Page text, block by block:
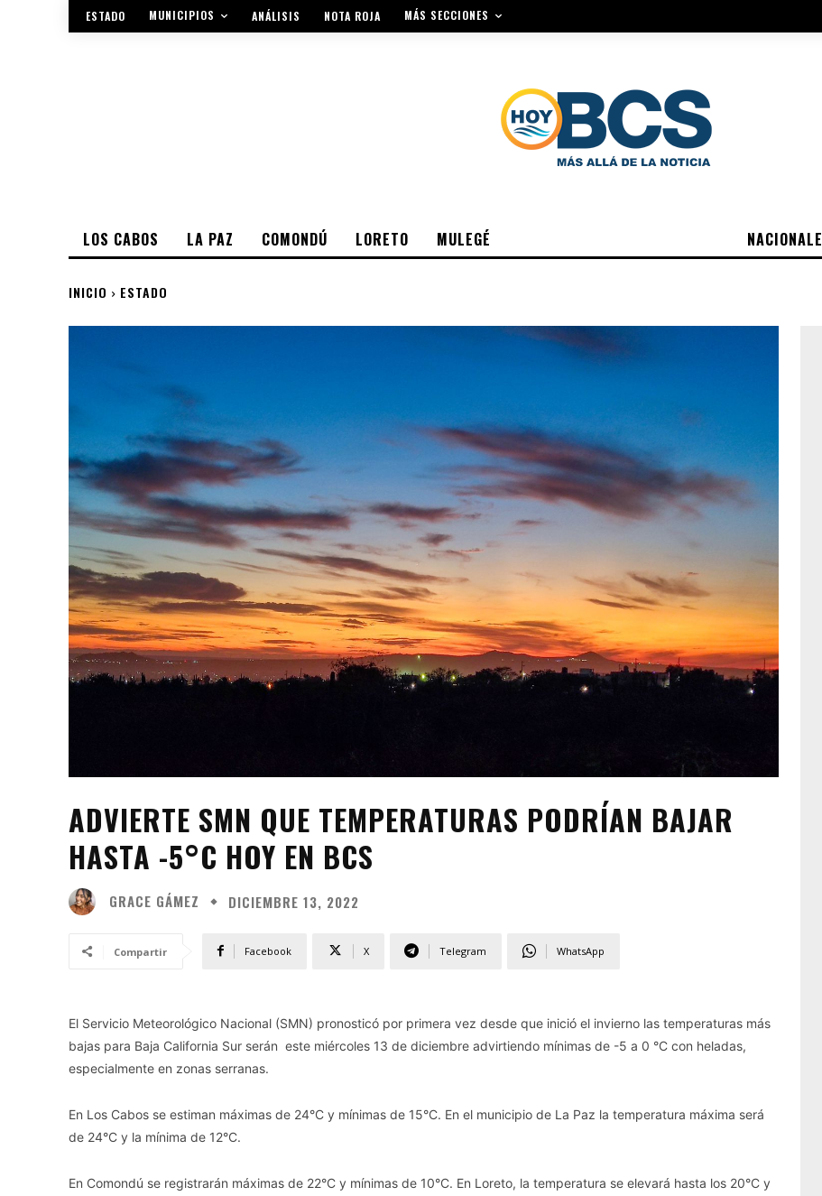
ESTADO MUNICIPIOS ANÁLISIS NOTA ROJA MÁS SECCIONES
LOS CABOS LA PAZ COMONDÚ LORETO MULEGÉ
INICIO ESTADO
ADVIERTE SMN QUE TEMPERATURAS PODRÍAN BAJAR
HASTA -5°C HOY EN BCS
GRACE GÁMEZ DICIEMBRE 13, 2022
Compartir Facebook X Telegram WhatsApp
El Servicio Meteorológico Nacional (SMN) pronosticó por primera vez desde que inició el invierno las temperaturas más
bajas para Baja California Sur serán este miércoles 13 de diciembre advirtiendo mínimas de -5 a 0 °C con heladas,
especialmente en zonas serranas.
En Los Cabos se estiman máximas de 24°C y mínimas de 15°C. En el municipio de La Paz la temperatura máxima será
de 24°C y la mínima de 12°C.
En Comondú se registrarán máximas de 22°C y mínimas de 10°C. En Loreto, la temperatura se elevará hasta los 20°C y